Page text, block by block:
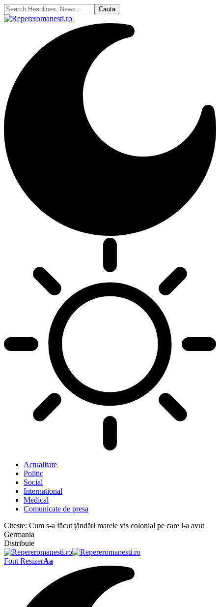
Actualitate
Politic
Social
International
Medical
Comunicate de presa
Citeste: Cum s-a făcut țăndări marele vis colonial pe care l-a avut
Germania
Distribuie
Font ResizerAa